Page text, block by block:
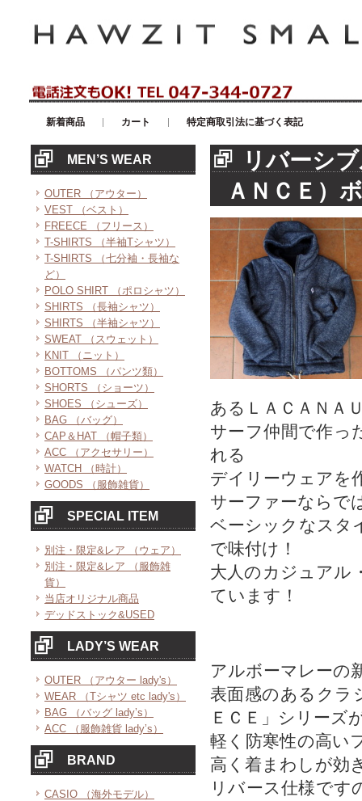
新着商品 カート 特定商取引法に基づく表記
MEN’S WEAR
OUTER （アウター）
VEST （ベスト）
FREECE （フリース）
T-SHIRTS （半袖Tシャツ）
T-SHIRTS （七分袖・長袖な
ど）
POLO SHIRT （ポロシャツ）
SHIRTS （長袖シャツ）
SHIRTS （半袖シャツ）
SWEAT （スウェット）
KNIT （ニット）
BOTTOMS （パンツ類）
SHORTS （ショーツ）
SHOES （シューズ）
BAG （バッグ）
CAP＆HAT （帽子類）
ACC （アクセサリー）
WATCH （時計）
GOODS （服飾雑貨）
SPECIAL ITEM
別注・限定&レア （ウェア）
別注・限定&レア （服飾雑
貨）
当店オリジナル商品
デッドストック&USED
LADY’S WEAR
OUTER （アウター lady's）
WEAR （Tシャツ etc lady's）
BAG （バッグ lady’s）
ACC （服飾雑貨 lady’s）
BRAND
CASIO （海外モデル）
リバーシ
ＡＮＣＥ）
あるＬＡＣＡＮＡ
サーフ仲間で作っ
れる
デイリーウェアを
サーファーならで
ベーシックなスタ
で味付け！
大人のカジュアル
ています！
アルボーマレーの
表面感のあるクラ
ＥＣＥ」シリーズ
軽く防寒性の高い
高く着まわしが効
リバース仕様です